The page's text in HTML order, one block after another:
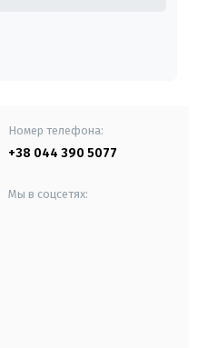
Номер телефона:
+38 044 390 5077
Мы в соцсетях: